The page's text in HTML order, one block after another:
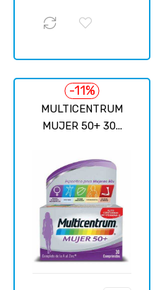
MULTICENTRUM
MUJER 50+ 30...
-11%